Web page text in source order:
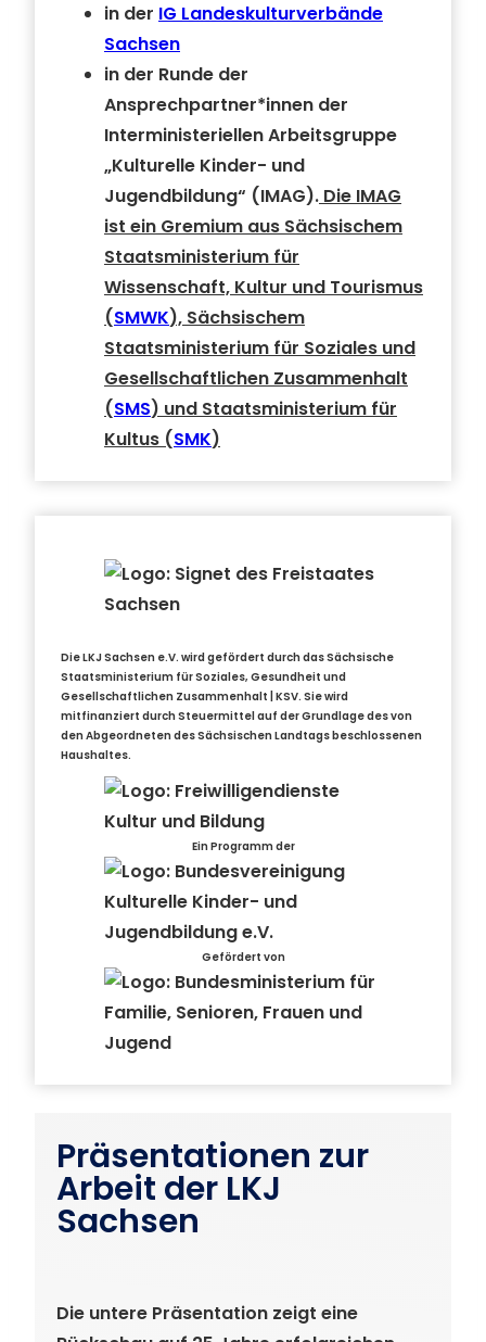
in der IG Landeskulturverbände
Sachsen
in der Runde der
Ansprechpartner*innen der
Interministeriellen Arbeitsgruppe
„Kulturelle Kinder- und
Jugendbildung“ (IMAG). Die IMAG
ist ein Gremium aus Sächsischem
Staatsministerium für
Wissenschaft, Kultur und Tourismus
(SMWK), Sächsischem
Staatsministerium für Soziales und
Gesellschaftlichen Zusammenhalt
(SMS) und Staatsministerium für
Kultus (SMK)
Die LKJ Sachsen e.V. wird gefördert durch das Sächsische
Staatsministerium für Soziales, Gesundheit und
Gesellschaftlichen Zusammenhalt | KSV. Sie wird
mitfinanziert durch Steuermittel auf der Grundlage des von
den Abgeordneten des Sächsischen Landtags beschlossenen
Haushaltes.
Ein Programm der
Gefördert von
Präsentationen zur
Arbeit der LKJ
Sachsen
Die untere Präsentation zeigt eine